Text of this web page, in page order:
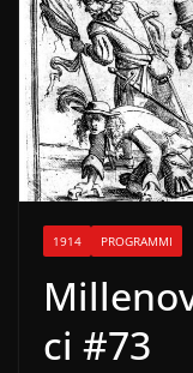
1914 PROGRAMMI
ci #73